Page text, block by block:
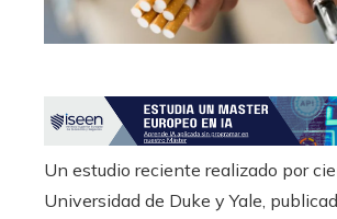
Un estudio reciente realizado por
Universidad de Duke y Yale,